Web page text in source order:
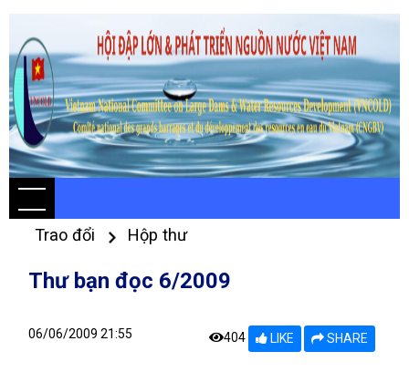
Trao đổi Hộp thư
Thư bạn đọc 6/2009
06/06/2009 21:55 404 LIKE SHARE